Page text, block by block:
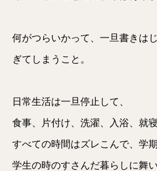
何がつらいかって、一旦書きは
ぎてしまうこと。
日常生活は一旦停止して、
食事、片付け、洗濯、入浴、就寝
すべての時間はズレこんで、学
学生の時のすさんだ暮らしに舞